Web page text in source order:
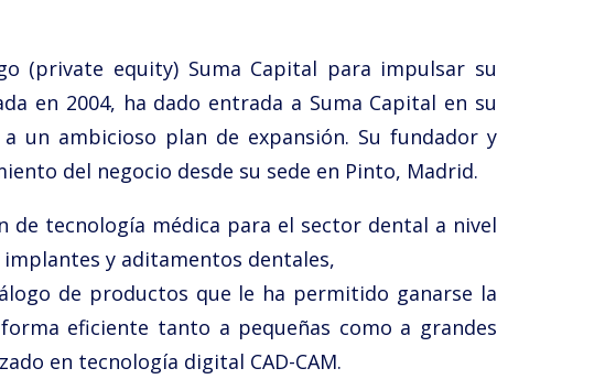
(private equity) Suma Capital para impulsar su
en 2004, ha dado entrada a Suma Capital en su
un ambicioso plan de expansión. Su fundador y
del negocio desde su sede en Pinto, Madrid.
de tecnología médica para el sector dental a nivel
y aditamentos dentales,
de productos que le ha permitido ganarse la
eficiente tanto a pequeñas como a grandes
en tecnología digital CAD-CAM.